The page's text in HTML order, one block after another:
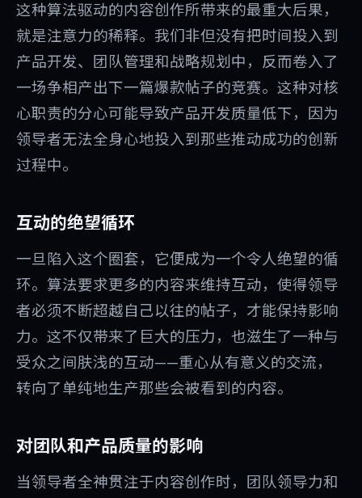
这种算法驱动的内容创作所带来的最重大后果，
就是注意力的稀释。我们非但没有把时间投入到
产品开发、团队管理和战略规划中，反而卷入了
一场争相产出下一篇爆款帖子的竞赛。这种对核
心职责的分心可能导致产品开发质量低下，因为
领导者无法全身心地投入到那些推动成功的创新
过程中。
互动的绝望循环
一旦陷入这个圈套，它便成为一个令人绝望的循
环。算法要求更多的内容来维持互动，使得领导
者必须不断超越自己以往的帖子，才能保持影响
力。这不仅带来了巨大的压力，也滋生了一种与
受众之间肤浅的互动——重心从有意义的交流，
转向了单纯地生产那些会被看到的内容。
对团队和产品质量的影响
当领导者全神贯注于内容创作时，团队领导力和